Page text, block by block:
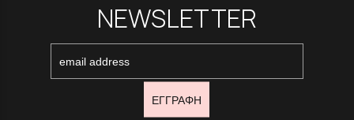
NEWSLETTER
ΕΓΓΡΑΦΗ